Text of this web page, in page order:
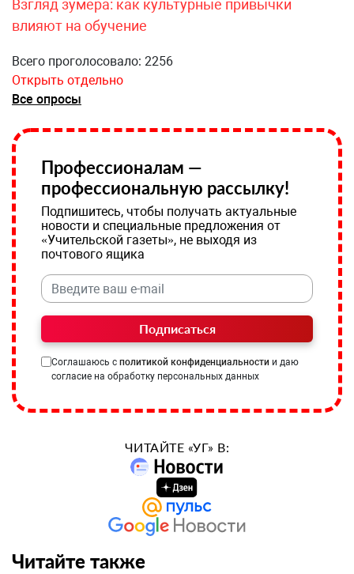
Взгляд зумера: как культурные привычки
влияют на обучение
Всего проголосовало: 2256
Открыть отдельно
Все опросы
Профессионалам —
профессиональную рассылку!
Подпишитесь, чтобы получать актуальные
новости и специальные предложения от
«Учительской газеты», не выходя из
почтового ящика
Подписаться
Соглашаюсь с политикой конфиденциальности и даю
согласие на обработку персональных данных
ЧИТАЙТЕ «УГ» В:
Читайте также